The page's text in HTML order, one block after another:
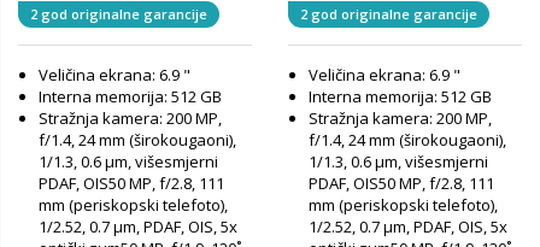
2 god originalne garancije
Veličina ekrana: 6.9 "
Interna memorija: 512 GB
Stražnja kamera: 200 MP,
f/1.4, 24 mm (širokougaoni),
1/1.3, 0.6 µm, višesmjerni
PDAF, OIS50 MP, f/2.8, 111
mm (periskopski telefoto),
1/2.52, 0.7 µm, PDAF, OIS, 5x
2 god originalne garancije
Veličina ekrana: 6.9 "
Interna memorija: 512 GB
Stražnja kamera: 200 MP,
f/1.4, 24 mm (širokougaoni),
1/1.3, 0.6 µm, višesmjerni
PDAF, OIS50 MP, f/2.8, 111
mm (periskopski telefoto),
1/2.52, 0.7 µm, PDAF, OIS, 5x